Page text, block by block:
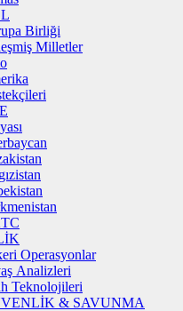
Birliği
Milletler
Operasyonlar
Analizleri
Teknolojileri
& SAVUNMA